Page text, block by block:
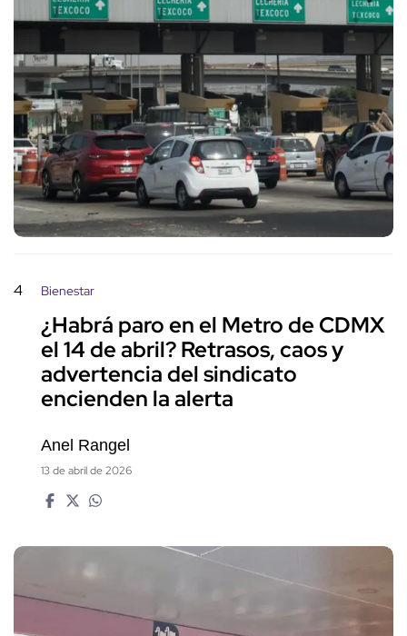
4 Bienestar
¿Habrá paro en el Metro de CDMX
el 14 de abril? Retrasos, caos y
advertencia del sindicato
encienden la alerta
Anel Rangel
13 de abril de 2026